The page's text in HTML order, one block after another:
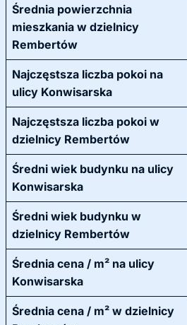
Średnia powierzchnia
mieszkania w dzielnicy
Rembertów
Najczęstsza liczba pokoi na
ulicy Konwisarska
Najczęstsza liczba pokoi w
dzielnicy Rembertów
Średni wiek budynku na ulicy
Konwisarska
Średni wiek budynku w
dzielnicy Rembertów
Średnia cena / m² na ulicy
Konwisarska
Średnia cena / m² w dzielnicy